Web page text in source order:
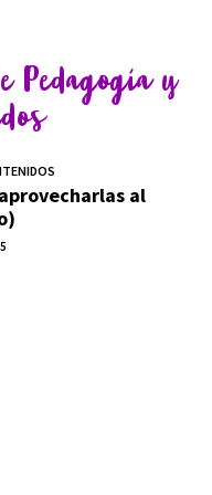
Pedagogía y
al